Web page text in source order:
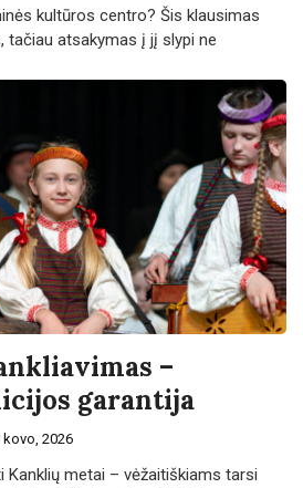
kultūros centro? Šis klausimas
tačiau atsakymas į jį slypi ne
–
garantija
kovo, 2026
Kanklių metai – vėžaitiškiams tarsi